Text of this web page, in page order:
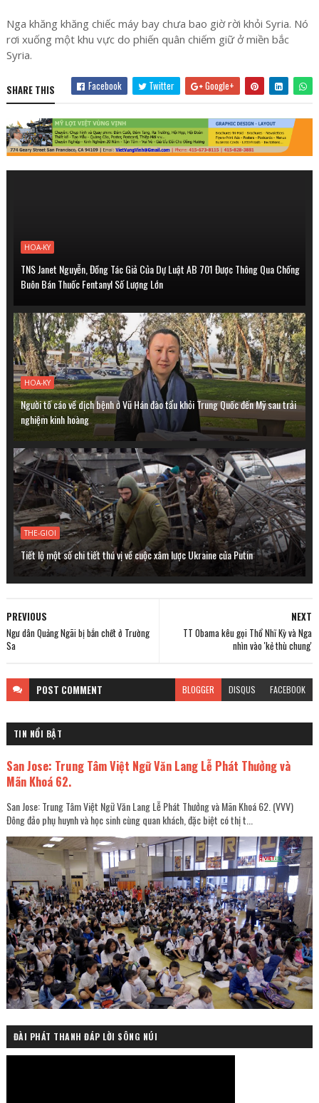
Nga khăng khăng chiếc máy bay chưa bao giờ rời khỏi Syria. Nó
rơi xuống một khu vực do phiến quân chiếm giữ ở miền bắc
Syria.
SHARE THIS Facebook Twitter Google+
HOA-KY
TNS Janet Nguyễn, Đồng Tác Giả Của Dự Luật AB 701 Được Thông Qua Chống
Buôn Bán Thuốc Fentanyl Số Lượng Lớn
HOA-KY
Người tố cáo về dịch bệnh ở Vũ Hán đào tẩu khỏi Trung Quốc đến Mỹ sau trải
nghiệm kinh hoàng
THE-GIOI
Tiết lộ một số chi tiết thú vị về cuộc xâm lược Ukraine của Putin
NEXT
TT Obama kêu gọi Thổ Nhĩ Kỳ và Nga
nhìn vào 'kẻ thù chung'
PREVIOUS
Ngư dân Quảng Ngãi bị bắn chết ở Trường
Sa
POST COMMENT BLOGGER DISQUS FACEBOOK
TIN NỔI BẬT
San Jose: Trung Tâm Việt Ngữ Văn Lang Lễ Phát Thưởng và
Mãn Khoá 62.
San Jose: Trung Tâm Việt Ngữ Văn Lang Lễ Phát Thưởng và Mãn Khoá 62. (VVV)
Đông đảo phụ huynh và học sinh cùng quan khách, đặc biệt có thị t...
ĐÀI PHÁT THANH ĐÁP LỜI SÔNG NÚI